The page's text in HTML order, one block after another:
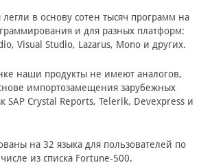
в основу сотен тысяч программ на
и для разных платформ:
Visual Studio, Lazarus, Mono и других.
наши продукты не имеют аналогов,
импортозамещения зарубежных
SAP Crystal Reports, Telerik, Devexpress и
на 32 языка для пользователей по
из списка Fortune-500.